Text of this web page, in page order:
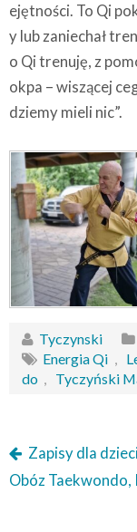
ejętności. To Qi
y lub zaniechał
o Qi trenuję, z
okpa – wiszącej
dziemy mieli nic”.
Tyczynski
Energia Qi
do
Tyczyński
Zapisy dla
Obóz